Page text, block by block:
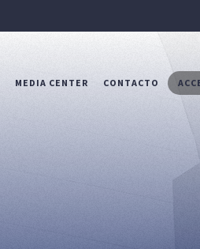
MEDIA CENTER CONTACTO